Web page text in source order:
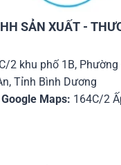
SẢN XUẤT -
2 khu phố 1B, Phường
Tỉnh Bình Dương
Maps: 164C/2